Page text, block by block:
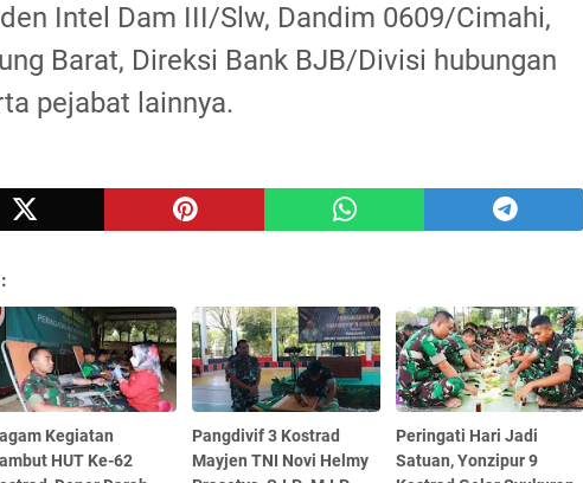
Intel Dam III/Slw, Dandim 0609/Cimahi,
Barat, Direksi Bank BJB/Divisi hubungan
pejabat lainnya.
Kegiatan
HUT Ke-62
Pangdivif 3 Kostrad
Mayjen TNI Novi Helmy
Peringati Hari Jadi
Satuan, Yonzipur 9